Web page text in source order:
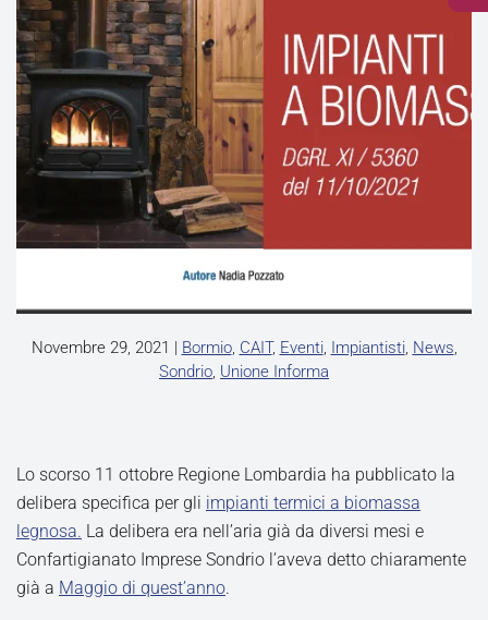
Novembre 29, 2021 | Bormio, CAIT, Eventi, Impiantisti, News,
Sondrio, Unione Informa
Lo scorso 11 ottobre Regione Lombardia ha pubblicato la
delibera specifica per gli impianti termici a biomassa
legnosa. La delibera era nell’aria già da diversi mesi e
Confartigianato Imprese Sondrio l’aveva detto chiaramente
già a Maggio di quest’anno.